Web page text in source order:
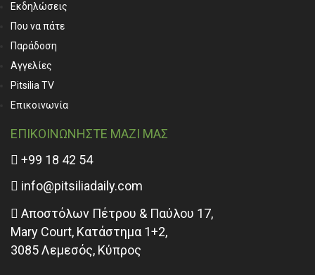
Εκδηλώσεις
Που να πάτε
Παράδοση
Αγγελίες
Pitsilia TV
Επικοινωνία
ΕΠΙΚΟΙΝΩΝΗΣΤΕ ΜΑΖΙ ΜΑΣ
+99 18 42 54
info@pitsiliadaily.com
Αποστόλων Πέτρου & Παύλου 17,
Mary Court, Κατάστημα 1+2,
3085 Λεμεσός, Κύπρος